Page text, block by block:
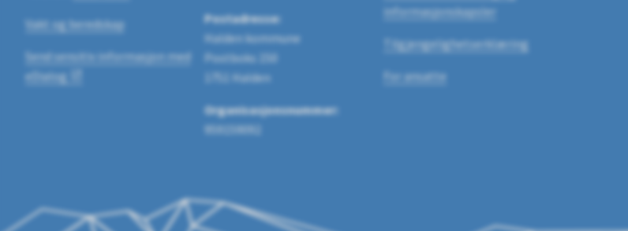
Vakt og beredskap
Send sensitiv informasjon med
eDialog
Postadresse:
Halden kommune
Postboks 150
1751 Halden
Organisasjonsnummer:
959159092
informasjonskapsler
Tilgjengelighetserklæring
For ansatte